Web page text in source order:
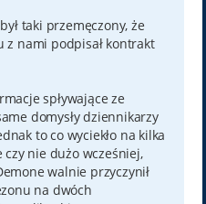
taki przemęczony, że
nami podpisał kontrakt
spływające ze
domysły dziennikarzy
to co wyciekło na kilka
nie dużo wcześniej,
walnie przyczynił
na dwóch